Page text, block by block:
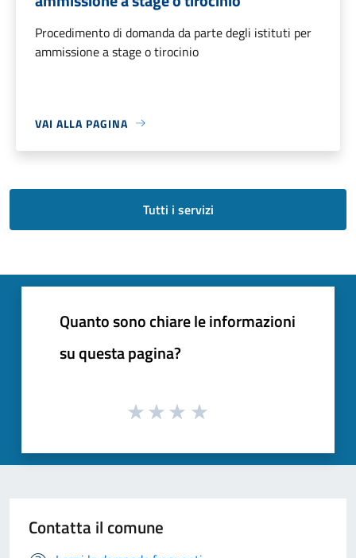
Procedimento di domanda da parte degli istituti per
ammissione a stage o tirocinio
VAI ALLA PAGINA
Tutti i servizi
Quanto sono chiare le informazioni
su questa pagina?
Contatta il comune